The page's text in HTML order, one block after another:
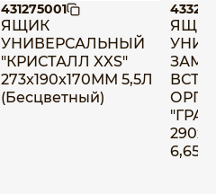
431275001
ЯЩИК
УНИВЕРСАЛЬНЫЙ
"КРИСТАЛЛ XXS"
273x190x170ММ 5,5Л
(Бесцветный)
6,65Л